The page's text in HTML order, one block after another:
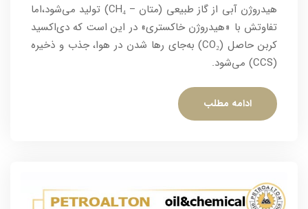
هیدروژن آبی از گاز طبیعی (متان – CH₄) تولید می‌شود،اما
تفاوتش با «هیدروژن خاکستری» در این است که دی‌اکسید
کربن حاصل (CO₂) به‌جای رها شدن در هوا، جذب و ذخیره
(CCS) می‌شود.
ادامه مطلب